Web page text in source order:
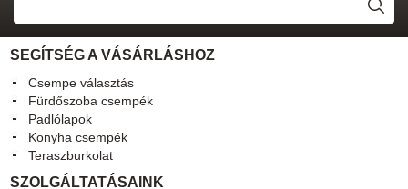
SEGÍTSÉG A VÁSÁRLÁSHOZ
Csempe választás
Fürdőszoba csempék
Padlólapok
Konyha csempék
Teraszburkolat
SZOLGÁLTATÁSAINK